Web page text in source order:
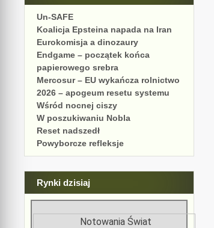
Un-SAFE
Koalicja Epsteina napada na Iran
Eurokomisja a dinozaury
Endgame – początek końca
papierowego srebra
Mercosur – EU wykańcza rolnictwo
2026 – apogeum resetu systemu
Wśród nocnej ciszy
W poszukiwaniu Nobla
Reset nadszedł
Powyborcze refleksje
Rynki dzisiaj
Notowania Świat